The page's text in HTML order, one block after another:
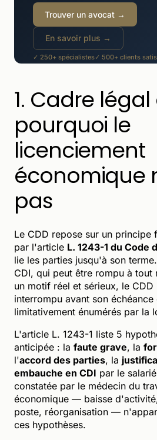
Trouver un avocat →
En savoir plus →
✓ 250+ spécialistes✓ 500+ clients
1. Cadre légal
pourquoi le
licenciement
économique
pas
Le CDD repose sur un principe
par l'article L. 1243-1 du Code
lie les parties jusqu'à son
CDI, qui peut être rompu à tout
un motif réel et sérieux, le CDD
interrompu avant son
limitativement énumérés par la
L'article L. 1243-1 liste 5
anticipée : la faute grave, la
l'accord des parties, la
embauche en CDI par le
constatée par le médecin du
économique — baisse
poste, réorganisation —
ces hypothèses.